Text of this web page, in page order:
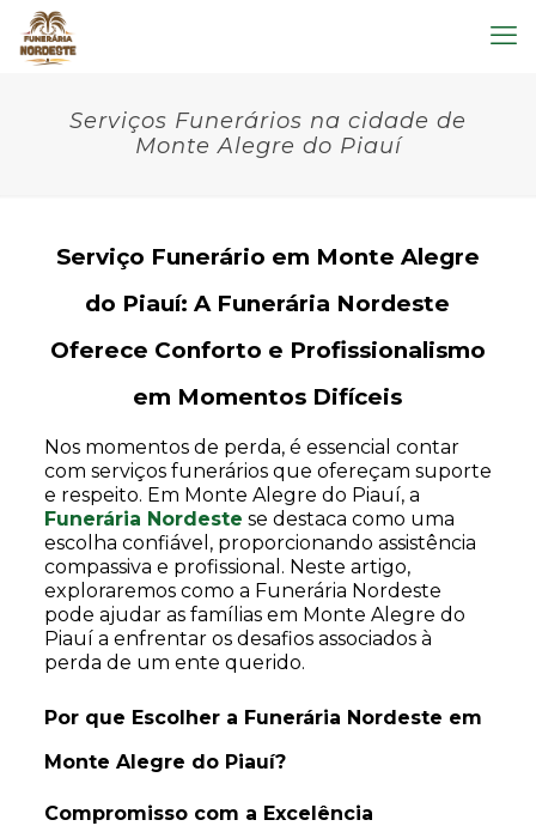
Serviços Funerários na cidade de
Monte Alegre do Piauí
Serviço Funerário em Monte Alegre
do Piauí: A Funerária Nordeste
Oferece Conforto e Profissionalismo
em Momentos Difíceis
Nos momentos de perda, é essencial contar
com serviços funerários que ofereçam suporte
e respeito. Em Monte Alegre do Piauí, a
Funerária Nordeste se destaca como uma
escolha confiável, proporcionando assistência
compassiva e profissional. Neste artigo,
exploraremos como a Funerária Nordeste
pode ajudar as famílias em Monte Alegre do
Piauí a enfrentar os desafios associados à
perda de um ente querido.
Por que Escolher a Funerária Nordeste em
Monte Alegre do Piauí?
Compromisso com a Excelência